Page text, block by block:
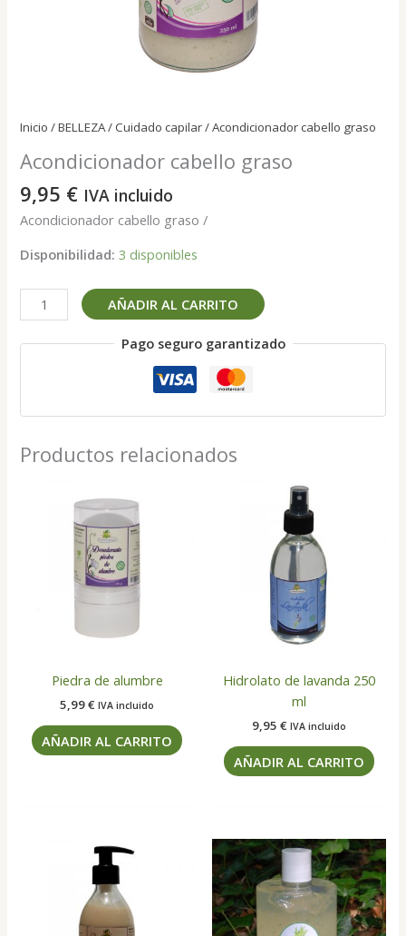
Inicio /BELLEZA/Cuidado capilar/ Acondicionador cabello graso
Acondicionador cabello graso
9,95 € IVA incluido
Acondicionador cabello graso /
Disponibilidad: 3 disponibles
Acondicionador
cabello
graso
AÑADIR AL CARRITO
Pago seguro garantizado
Productos relacionados
Piedra de alumbre
5,99€ IVA incluido
AÑADIR AL CARRITO
Hidrolato de lavanda 250
ml
9,95 € IVA incluido
AÑADIR AL CARRITO